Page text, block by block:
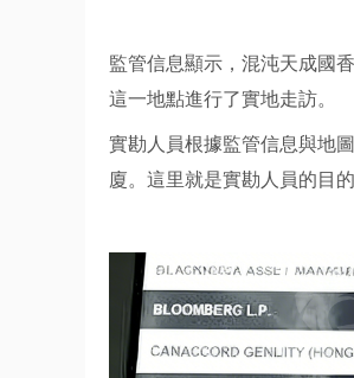
監管信息顯示，混沌天成國
這一地點進行了實地走訪。
實勘人員根據監管信息與地
廈。這里就是實勘人員的目的